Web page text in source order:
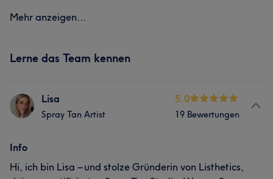
Mehr anzeigen...
Lerne das Team kennen
Lisa
Spray Tan Artist
5.0
19 Bewertungen
Info
Hi, ich bin Lisa – und stolze Gründerin von Listhetics,